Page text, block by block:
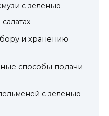
с зеленью
и хранению
способы подачи
с зеленью